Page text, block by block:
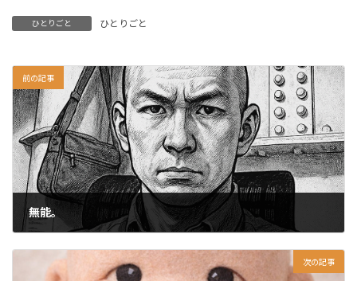
ひとりごと ひとりごと
前の記事
無能。
2026-05-03
次の記事